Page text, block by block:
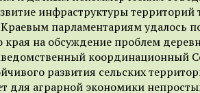
инфраструктуры территорий
парламентариям удалось
края на обсуждение проблем
координационный
развития сельских
для аграрной экономики